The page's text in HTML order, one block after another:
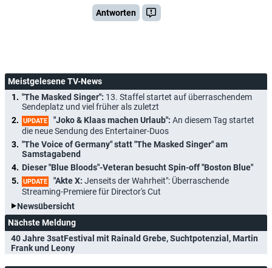
Antworten
Meistgelesene TV-News
"The Masked Singer": 13. Staffel startet auf überraschendem
Sendeplatz und viel früher als zuletzt
UPDATE "Joko & Klaas machen Urlaub": An diesem Tag startet
die neue Sendung des Entertainer-Duos
"The Voice of Germany" statt "The Masked Singer" am
Samstagabend
Dieser "Blue Bloods"-Veteran besucht Spin-off "Boston Blue"
UPDATE "Akte X: Jenseits der Wahrheit": Überraschende
Streaming-Premiere für Director's Cut
Newsübersicht
Nächste Meldung
40 Jahre 3satFestival mit Rainald Grebe, Suchtpotenzial, Martin
Frank und Leony